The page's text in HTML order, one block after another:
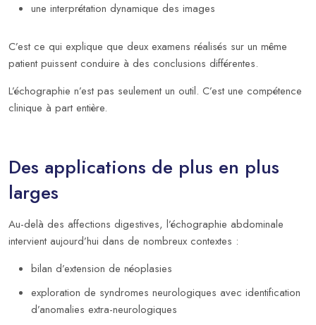
une interprétation dynamique des images
C’est ce qui explique que deux examens réalisés sur un même
patient puissent conduire à des conclusions différentes.
L’échographie n’est pas seulement un outil. C’est une compétence
clinique à part entière.
Des applications de plus en plus
larges
Au-delà des affections digestives, l’échographie abdominale
intervient aujourd’hui dans de nombreux contextes :
bilan d’extension de néoplasies
exploration de syndromes neurologiques avec identification
d’anomalies extra-neurologiques